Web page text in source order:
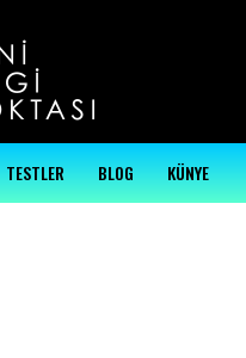
TESTLER BLOG KÜNYE